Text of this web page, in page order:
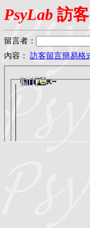
PsyLab 訪
留言者 ：
內容： 訪客留言簡易格